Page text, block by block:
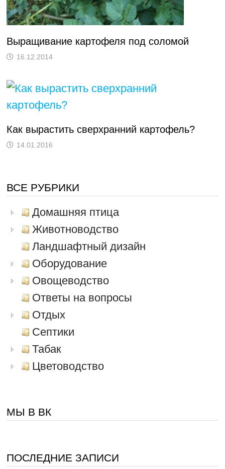
Выращивание картофеля под соломой
16.12.2014
Как вырастить сверхранний картофель?
14.01.2016
ВСЕ РУБРИКИ
Домашняя птица
Животноводство
Ландшафтный дизайн
Оборудование
Овощеводство
Ответы на вопросы
Отдых
Септики
Табак
Цветоводство
МЫ В ВК
ПОСЛЕДНИЕ ЗАПИСИ